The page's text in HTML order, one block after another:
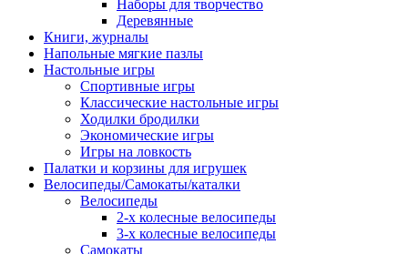
Наборы для творчество
Деревянные
Книги, журналы
Напольные мягкие пазлы
Настольные игры
Спортивные игры
Классические настольные игры
Ходилки бродилки
Экономические игры
Игры на ловкость
Палатки и корзины для игрушек
Велосипеды/Самокаты/каталки
Велосипеды
2-х колесные велосипеды
3-х колесные велосипеды
Самокаты